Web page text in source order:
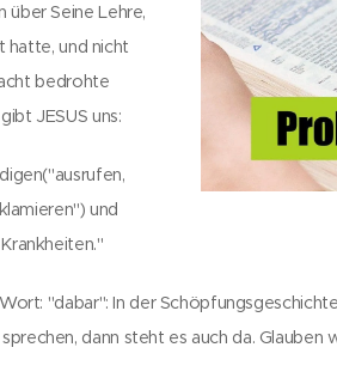
über Seine Lehre,
hatte, und nicht
bedrohte
JESUS uns:
und
"dabar": In der
dann steht es auch da. Glauben